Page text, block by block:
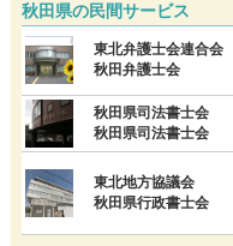
秋田県の民間サービス
東北弁護士会連合会
秋田弁護士会
秋田県司法書士会
秋田県司法書士会
東北地方協議会
秋田県行政書士会